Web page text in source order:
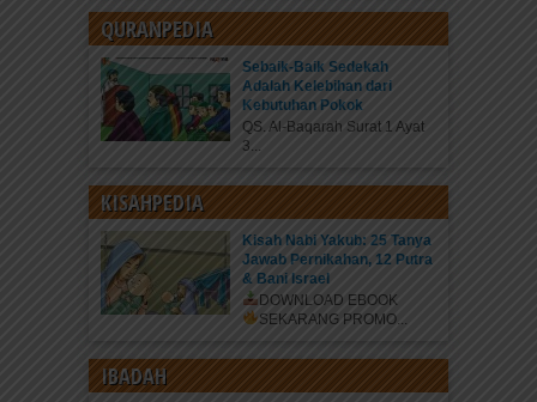
QURANPEDIA
Sebaik-Baik Sedekah
Adalah Kelebihan dari
Kebutuhan Pokok
QS. Al-Baqarah Surat 1 Ayat
3...
KISAHPEDIA
Kisah Nabi Yakub: 25 Tanya
Jawab Pernikahan, 12 Putra
& Bani Israel
DOWNLOAD EBOOK
SEKARANG PROMO...
IBADAH